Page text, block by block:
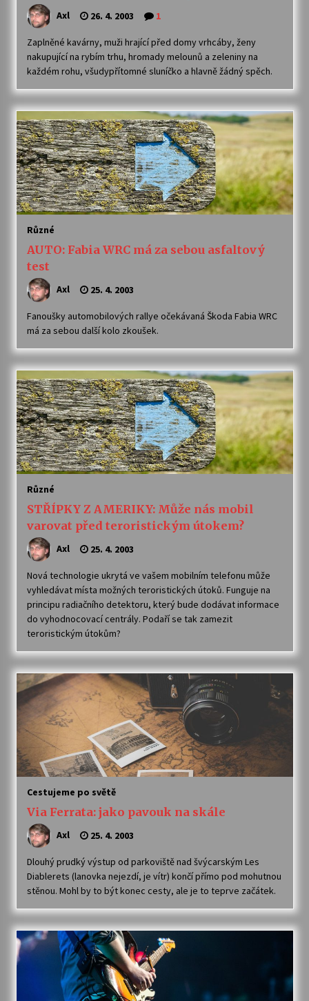
Letní koncerty ve Stromovce: Kolchoz a
Jenakaši
28. 7. 2026
23. 7. 2026
Letní koncerty ve Stromovce: Rufus Miller
22. 7. 2026
17. 7. 2026
Ozvěny prázdnin
Za kulturou kousek za Humpolec. V Želivě ožije
odkaz Josefa Čapka
13. 7. 2026
Varhanní recitál Michala Novenka v Klášteře
Želiv
3. 7. 2026
Axl 26. 4. 2003 1
Zaplněné kavárny, muži hrající před domy vrhcáby, ženy
nakupující na rybím trhu, hromady melounů a zeleniny na
každém rohu, všudypřítomné sluníčko a hlavně žádný spěch.
Různé
AUTO: Fabia WRC má za sebou asfaltový
test
Axl 25. 4. 2003
Fanoušky automobilových rallye očekávaná Škoda Fabia WRC
má za sebou další kolo zkoušek.
Různé
STŘÍPKY Z AMERIKY: Může nás mobil
varovat před teroristickým útokem?
Axl 25. 4. 2003
Nová technologie ukrytá ve vašem mobilním telefonu může
vyhledávat místa možných teroristických útoků. Funguje na
principu radiačního detektoru, který bude dodávat informace
do vyhodnocovací centrály. Podaří se tak zamezit
teroristickým útokům?
Cestujeme po světě
Via Ferrata: jako pavouk na skále
Axl 25. 4. 2003
Dlouhý prudký výstup od parkoviště nad švýcarským Les
Diablerets (lanovka nejezdí, je vítr) končí přímo pod mohutnou
stěnou. Mohl by to být konec cesty, ale je to teprve začátek.